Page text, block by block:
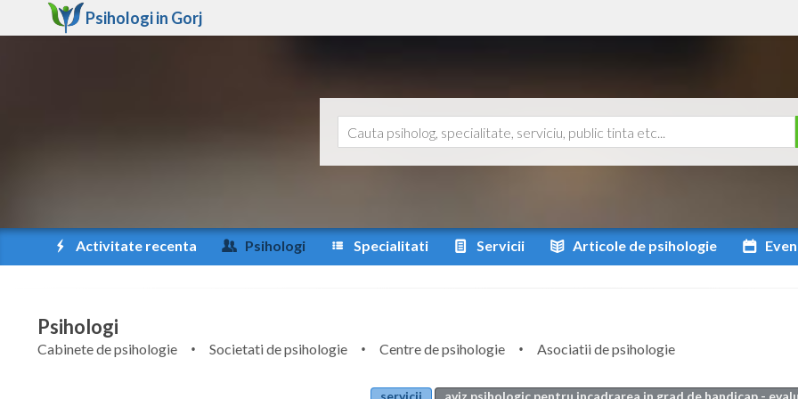
Psihologi in Gorj
Activitate recenta Psihologi Specialitati Servicii Articole de psihologie
Psihologi
Cabinete de psihologie Societati de psihologie Centre de psihologie
Asociatii de psihologie
servicii
aviz psihologic pentru incadrarea in grad de handicap -